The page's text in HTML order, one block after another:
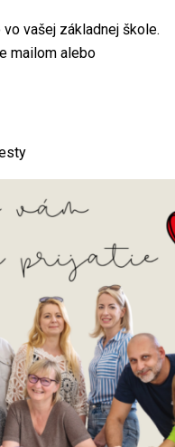
vašej základnej škole.
mailom alebo